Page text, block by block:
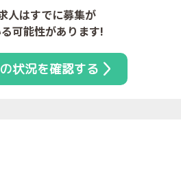
人はすでに募集が
可能性があります!
状況を確認する